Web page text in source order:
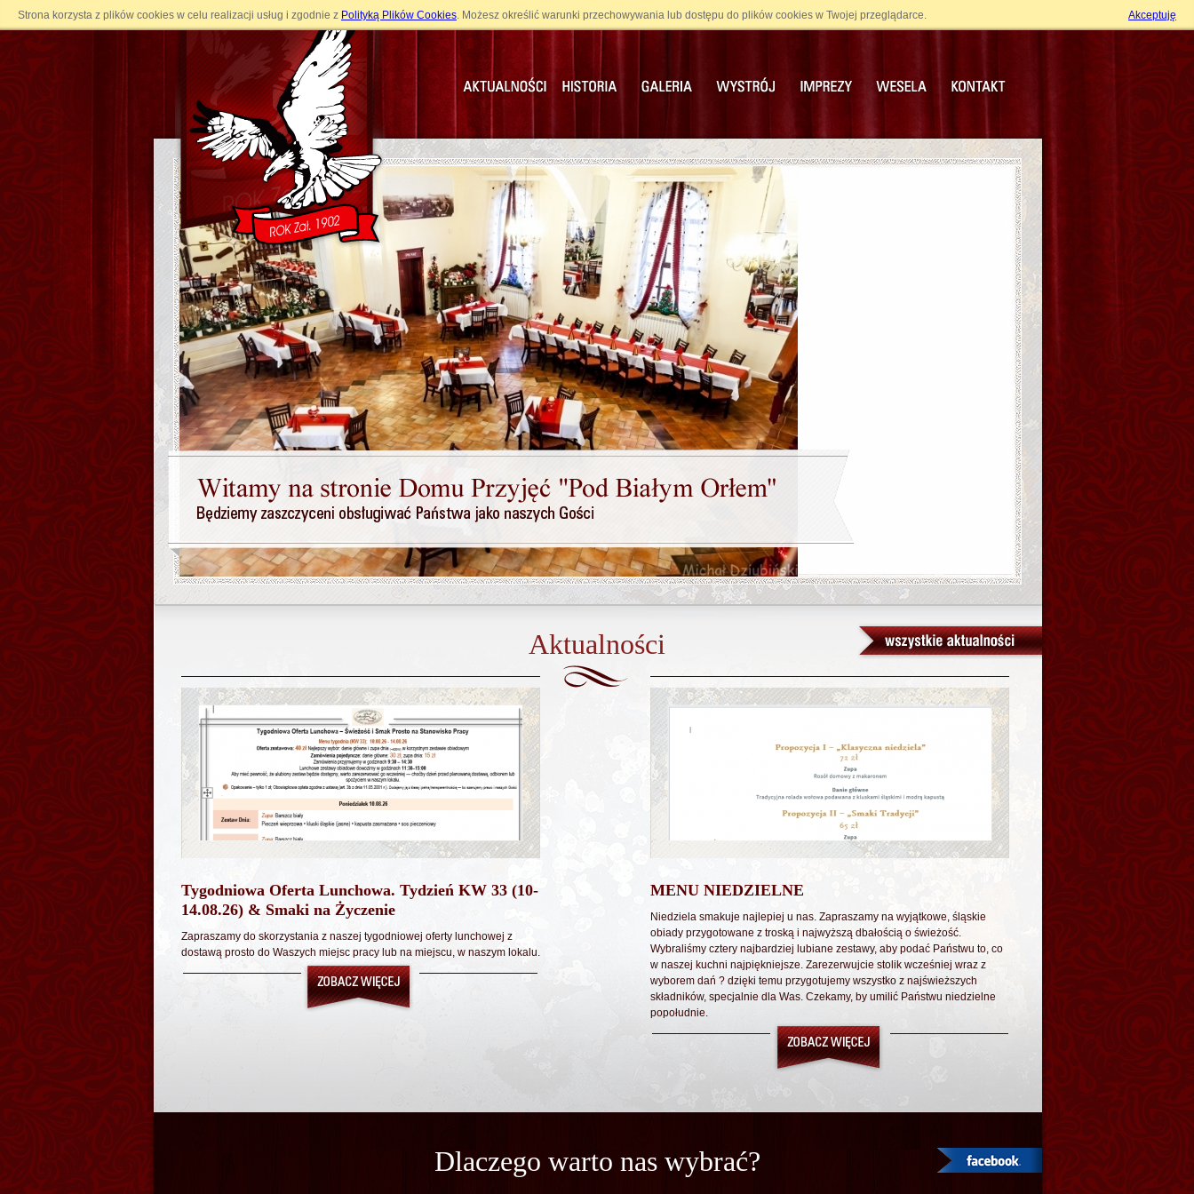
Akceptuję
Strona korzysta z plików cookies w celu realizacji usług i zgodnie z Polityką Plików Cookies. Możesz określić warunki przechowywania lub dostępu do plików cookies w Twojej przeglądarce.
strona główna|mapa strony
Aktualności
Tygodniowa Oferta Lunchowa. Tydzień KW 33 (10-
14.08.26) & Smaki na Życzenie
Zapraszamy do skorzystania z naszej tygodniowej oferty lunchowej z
dostawą prosto do Waszych miejsc pracy lub na miejscu, w naszym lokalu.
MENU NIEDZIELNE
Niedziela smakuje najlepiej u nas. Zapraszamy na wyjątkowe, śląskie
obiady przygotowane z troską i najwyższą dbałością o świeżość.
Wybraliśmy cztery najbardziej lubiane zestawy, aby podać Państwu to, co
w naszej kuchni najpiękniejsze. Zarezerwujcie stolik wcześniej wraz z
wyborem dań ? dzięki temu przygotujemy wszystko z najświeższych
składników, specjalnie dla Was. Czekamy, by umilić Państwu niedzielne
popołudnie.
Dlaczego warto nas wybrać?